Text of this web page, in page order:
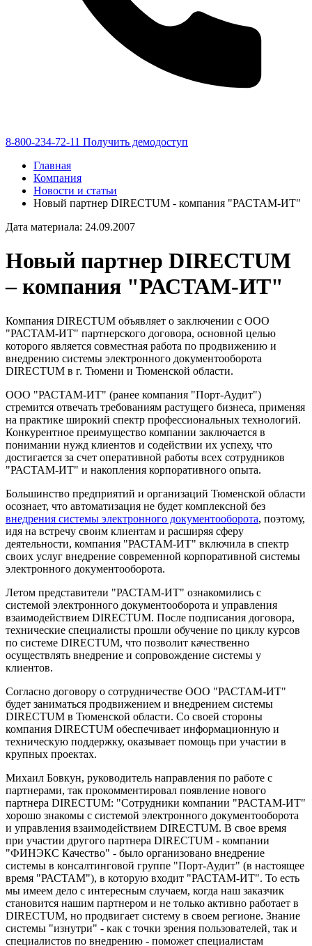
8-800-234-72-11 Получить демодоступ
Главная
Компания
Новости и статьи
Новый партнер DIRECTUM - компания "РАСТАМ-ИТ"
Дата материала: 24.09.2007
Новый партнер DIRECTUM
– компания "РАСТАМ-ИТ"
Компания DIRECTUM объявляет о заключении с ООО
"РАСТАМ-ИТ" партнерского договора, основной целью
которого является совместная работа по продвижению и
внедрению системы электронного документооборота
DIRECTUM в г. Тюмени и Тюменской области.
ООО "РАСТАМ-ИТ" (ранее компания "Порт-Аудит")
стремится отвечать требованиям растущего бизнеса, применяя
на практике широкий спектр профессиональных технологий.
Конкурентное преимущество компании заключается в
понимании нужд клиентов и содействии их успеху, что
достигается за счет оперативной работы всех сотрудников
"РАСТАМ-ИТ" и накопления корпоративного опыта.
Большинство предприятий и организаций Тюменской области
осознает, что автоматизация не будет комплексной без
внедрения системы электронного документооборота, поэтому,
идя на встречу своим клиентам и расширяя сферу
деятельности, компания "РАСТАМ-ИТ" включила в спектр
своих услуг внедрение современной корпоративной системы
электронного документооборота.
Летом представители "РАСТАМ-ИТ" ознакомились с
системой электронного документооборота и управления
взаимодействием DIRECTUM. После подписания договора,
технические специалисты прошли обучение по циклу курсов
по системе DIRECTUM, что позволит качественно
осуществлять внедрение и сопровождение системы у
клиентов.
Согласно договору о сотрудничестве ООО "РАСТАМ-ИТ"
будет заниматься продвижением и внедрением системы
DIRECTUM в Тюменской области. Со своей стороны
компания DIRECTUM обеспечивает информационную и
техническую поддержку, оказывает помощь при участии в
крупных проектах.
Михаил Бовкун, руководитель направления по работе с
партнерами, так прокомментировал появление нового
партнера DIRECTUM: "Сотрудники компании "РАСТАМ-ИТ"
хорошо знакомы с системой электронного документооборота
и управления взаимодействием DIRECTUM. В свое время
при участии другого партнера DIRECTUM - компании
"ФИНЭКС Качество" - было организовано внедрение
системы в консалтинговой группе "Порт-Аудит" (в настоящее
время "РАСТАМ"), в которую входит "РАСТАМ-ИТ". То есть
мы имеем дело с интересным случаем, когда наш заказчик
становится нашим партнером и не только активно работает в
DIRECTUM, но продвигает систему в своем регионе. Знание
системы "изнутри" - как с точки зрения пользователей, так и
специалистов по внедрению - поможет специалистам